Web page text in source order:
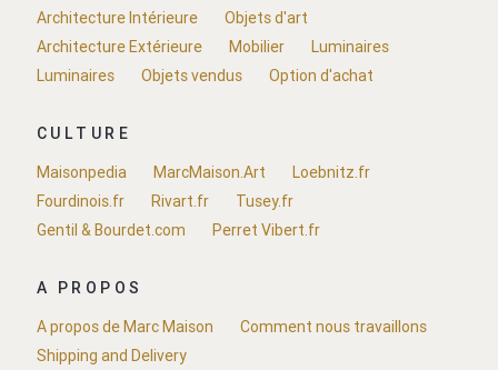
Architecture Intérieure
Objets d'art
Architecture Extérieure
Mobilier
Luminaires
Luminaires
Objets vendus Option d'achat
CULTURE
Maisonpedia
MarcMaison.Art
Loebnitz.fr
Fourdinois.fr
Rivart.fr
Tusey.fr
Gentil & Bourdet.com
Perret Vibert.fr
A PROPOS
A propos de Marc Maison
Comment nous travaillons
Shipping and Delivery